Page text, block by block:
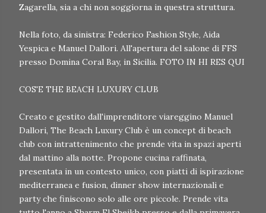
Zagarella, sia a chi non soggiorna in questra struttura.
Nella foto, da sinistra: Federico Fashion Style, Aida
Yespica e Manuel Dallori. All'apertura del salone di FFS
presso Domina Coral Bay, in Sicilia. FOTO IN HI RES QUI
COS'E THE BEACH LUXURY CLUB
Creato e gestito dall'imprenditore viareggino Manuel
Dallori, The Beach Luxury Club è un concept di beach
club con intrattenimento che prende vita in spazi aperti
dal mattino alla notte. Propone cucina raffinata,
presentata in un contesto unico, con piatti di ispirazione
mediterranea e fusion, dinner show internazionali e
party che finiscono solo alle ore piccole. Prende vita